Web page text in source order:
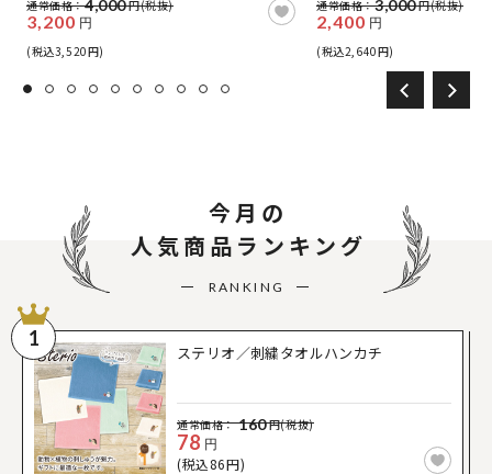
通常価格：4,000円(税抜)
3,200 円
(税込3,520円)
通常価格：3,000円(税抜)
2,400 円
(税込2,640円)
今月の
人気商品ランキング
RANKING
1
ステリオ／刺繍タオルハンカチ
通常価格： 160円(税抜)
78 円
(税込86円)